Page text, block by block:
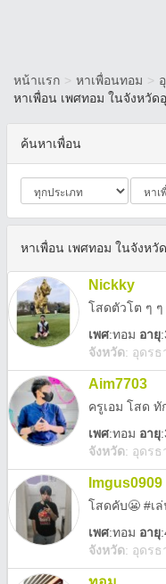
หน้าแรก > หาเพื่อนทอม >
หาเพื่อน เพศทอม ในจังหวัด
ค้นหาเพื่อน
หาเพื่อน เพศทอม ในจังหวั
Nickky
เพศ:ทอม อายุ
จังหวัด: อุดรธ
Aim7703
ครูเอม โสด ทั
เพศ:ทอม อายุ
จังหวัด: อุดรธ
Imgus0909
โสดคับ😬 #เ
เพศ:ทอม อายุ
จังหวัด: อุดรธ